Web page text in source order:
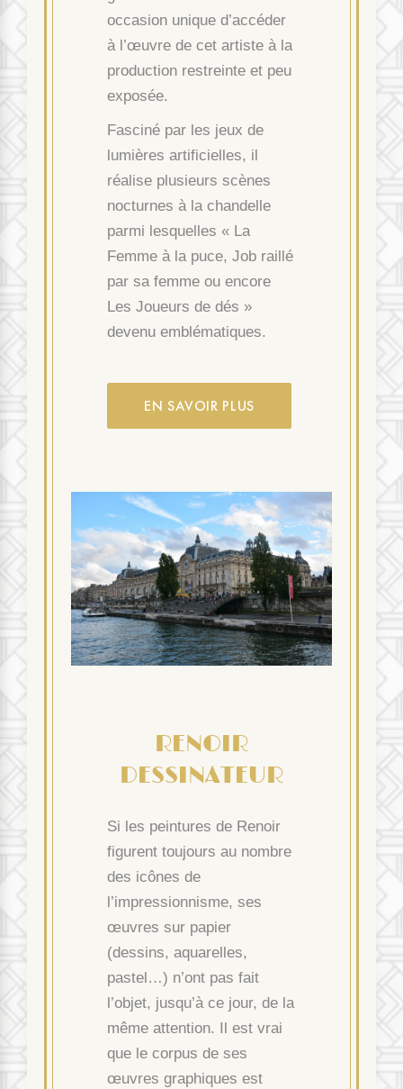
occasion unique d’accéder
à l’œuvre de cet artiste à la
production restreinte et peu
exposée.
Fasciné par les jeux de
lumières artificielles, il
réalise plusieurs scènes
nocturnes à la chandelle
parmi lesquelles « La
Femme à la puce, Job raillé
par sa femme ou encore
Les Joueurs de dés »
devenu emblématiques.
EN SAVOIR PLUS
RENOIR
DESSINATEUR
Si les peintures de Renoir
figurent toujours au nombre
des icônes de
l’impressionnisme, ses
œuvres sur papier
(dessins, aquarelles,
pastel…) n’ont pas fait
l’objet, jusqu’à ce jour, de la
même attention. Il est vrai
que le corpus de ses
œuvres graphiques est